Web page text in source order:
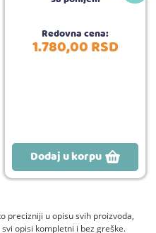
Redovna cena:
1.780,00RSD
Dodaj u korpu
precizniji u opisu svih proizvoda,
opisi kompletni i bez greške.